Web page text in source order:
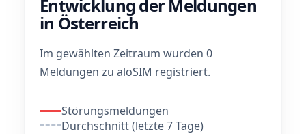
Entwicklung der Meldungen
in Österreich
Im gewählten Zeitraum wurden 0
Meldungen zu aloSIM registriert.
Störungsmeldungen
Durchschnitt (letzte 7 Tage)